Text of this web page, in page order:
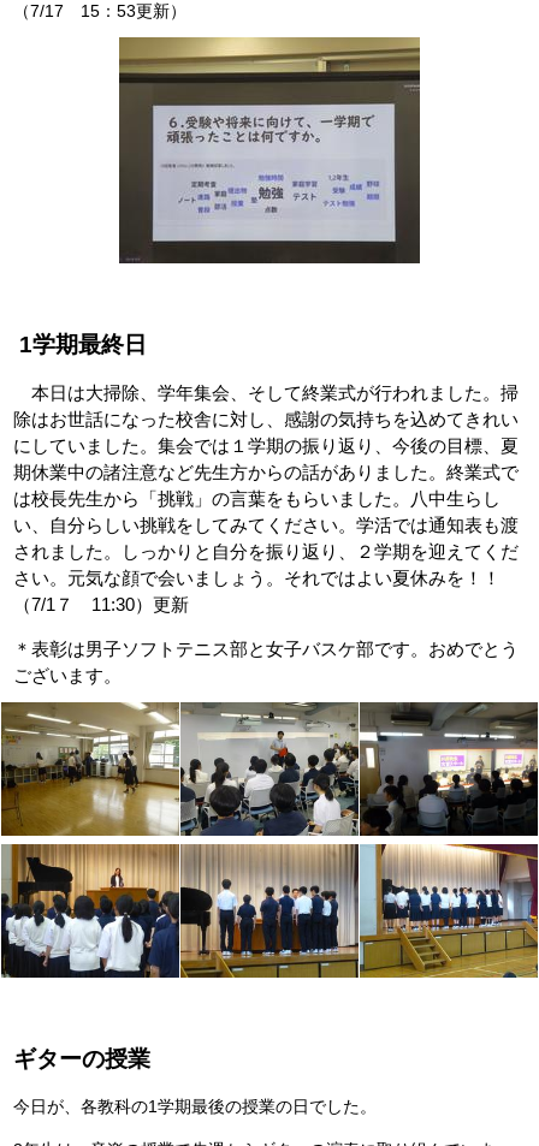
（7/17 15：53更新）
1学期最終日
本日は大掃除、学年集会、そして終業式が行われました。掃
除はお世話になった校舎に対し、感謝の気持ちを込めてきれい
にしていました。集会では１学期の振り返り、今後の目標、夏
期休業中の諸注意など先生方からの話がありました。終業式で
は校長先生から「挑戦」の言葉をもらいました。八中生らし
い、自分らしい挑戦をしてみてください。学活では通知表も渡
されました。しっかりと自分を振り返り、２学期を迎えてくだ
さい。元気な顔で会いましょう。それではよい夏休みを！！
（7/1７ 11:30）更新
＊表彰は男子ソフトテニス部と女子バスケ部です。おめでとう
ございます。
ギターの授業
今日が、各教科の1学期最後の授業の日でした。